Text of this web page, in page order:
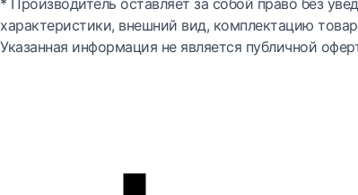
* Производитель оставляет за собой право без
характеристики, внешний вид, комплектацию
Указанная информация не является публичной